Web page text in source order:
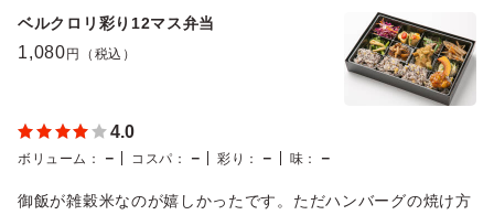
ベルクロリ彩り12マス弁当
1,080 円（税込）
4.0
ボリューム ： － コスパ ： － 彩り ： － 味 ： －
御飯が雑穀米なのが嬉しかったです。ただハンバーグの焼け方